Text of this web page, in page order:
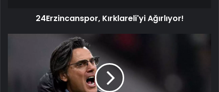
24Erzincanspor, Kırklareli'yi Ağırlıyor!